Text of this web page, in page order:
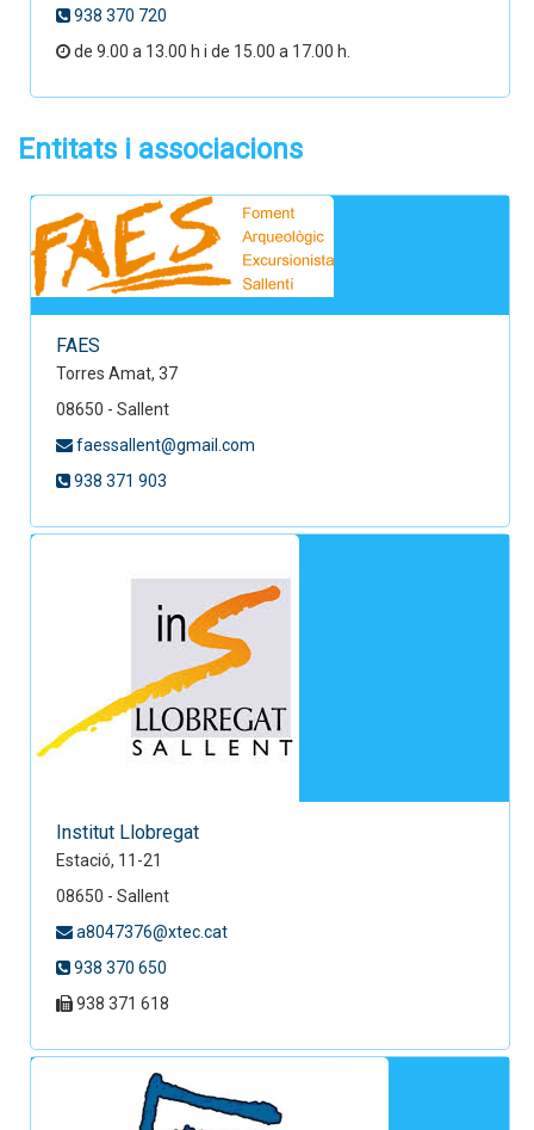
938 370 720
de 9.00 a 13.00 h i de 15.00 a 17.00 h.
Entitats i associacions
FAES
Torres Amat, 37
08650 - Sallent
faessallent@gmail.com
938 371 903
Institut Llobregat
Estació, 11-21
08650 - Sallent
a8047376@xtec.cat
938 370 650
938 371 618